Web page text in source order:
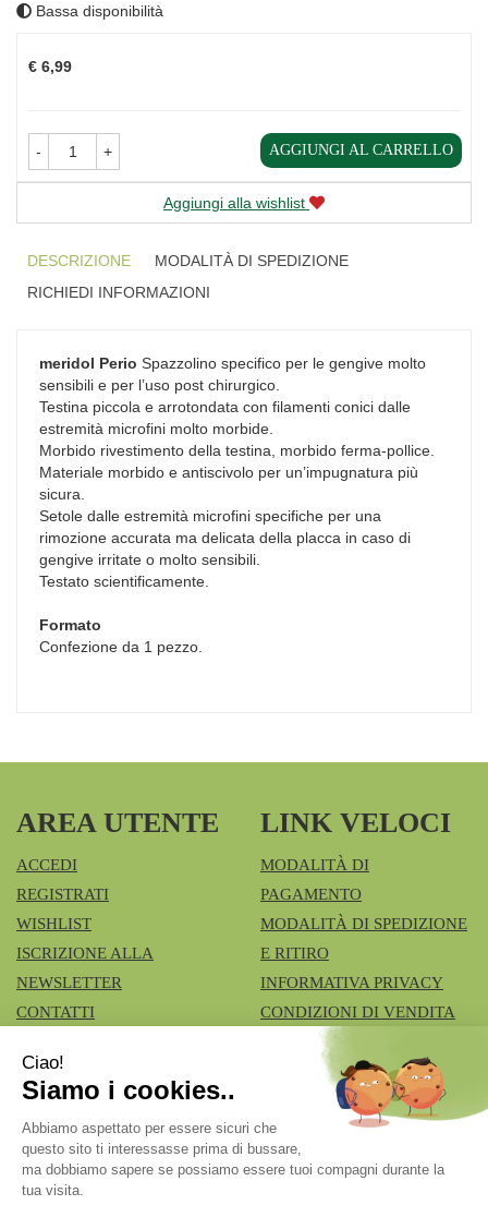
Bassa disponibilità
€ 6,99
- + AGGIUNGI AL CARRELLO
Aggiungi alla wishlist
DESCRIZIONE
MODALITÀ DI SPEDIZIONE
RICHIEDI INFORMAZIONI
meridol Perio Spazzolino specifico per le gengive molto
sensibili e per l’uso post chirurgico.
Testina piccola e arrotondata con filamenti conici dalle
estremità microfini molto morbide.
Morbido rivestimento della testina, morbido ferma-pollice.
Materiale morbido e antiscivolo per un’impugnatura più
sicura.
Setole dalle estremità microfini specifiche per una
rimozione accurata ma delicata della placca in caso di
gengive irritate o molto sensibili.
Testato scientificamente.
Formato
Confezione da 1 pezzo.
AREA UTENTE
ACCEDI
REGISTRATI
WISHLIST
ISCRIZIONE ALLA
NEWSLETTER
CONTATTI
LINK VELOCI
MODALITÀ DI
PAGAMENTO
MODALITÀ DI SPEDIZIONE
E RITIRO
INFORMATIVA PRIVACY
CONDIZIONI DI VENDITA
COOKIE POLICY
Azienda Speciale Farmacie Comunali Vimercatesi
Lualdi, 6 - Ruginello 20871 Vimercate (MB)
fcia.vimercate1@tiscali.it|Tel.: 039668100| P.Iva:
02211980962 | Numero R.E.A.: Rea MB – 1545327